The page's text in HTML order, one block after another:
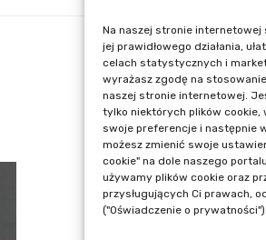
Na naszej stronie internetowej
jej prawidłowego działania,
celach statystycznych i
wyrażasz zgodę na
naszej stronie internetowej.
tylko niektórych plików cookie,
swoje preferencje i następnie
możesz zmienić swoje
cookie" na dole naszego
używamy plików cookie oraz
przysługujących Ci prawach,
("Oświadczenie o prywatności").